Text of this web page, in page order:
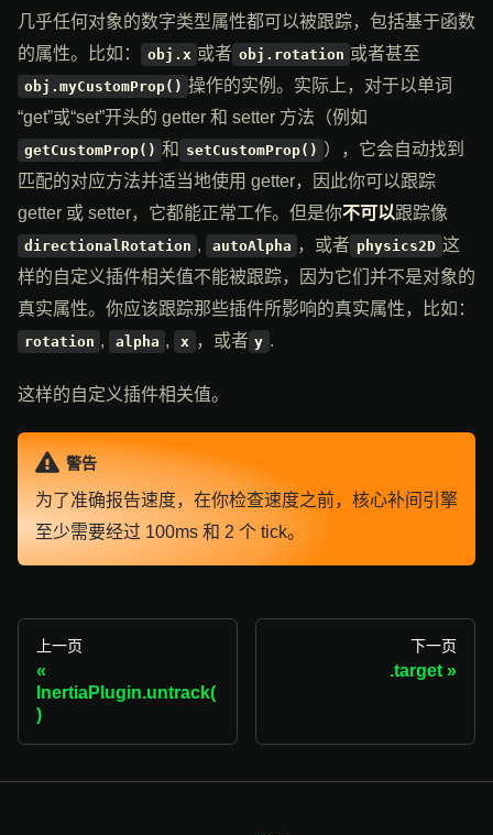
几乎任何对象的数字类型属性都可以被跟踪，包括基于函数
的属性。比如：
obj.x 或者 obj.rotation 或者甚至
obj.myCustomProp() 操作的实例。实际上，对于以单词
“get”或“set”开头的 getter 和 setter 方法（例如
getCustomProp() 和 setCustomProp() ），它会自动找到
匹配的对应方法并适当地使用 getter，因此你可以跟踪
getter 或 setter，它都能正常工作。但是你不可以跟踪像
directionalRotation , autoAlpha ，或者 physics2D 这
样的自定义插件相关值不能被跟踪，因为它们并不是对象的
真实属性。你应该跟踪那些插件所影响的真实属性，比如：
rotation , alpha , x ，或者 y .
这样的自定义插件相关值。
警告
为了准确报告速度，在你检查速度之前，核心补间引擎
至少需要经过 100ms 和 2 个 tick。
上一页
InertiaPlugin.untrack(
)
下一页
.target